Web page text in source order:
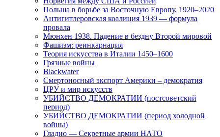
Польша в борьбе за Восточную Европу, 1920–2020
Антигитлеровская коалиция 1939 — формула
провала
Мюнхен 1938. Падение в бездну Второй мировой
Фашизм: реинкарнация
Теория искусства в Италии 1450–1600
Грязные войны
Blackwater
Смертоносный экспорт Америки – демократия
ЦРУ и мир искусств
УБИЙСТВО ДЕМОКРАТИИ (постсоветский
период)
УБИЙСТВО ДЕМОКРАТИИ (период холодной
войны)
Гладио — Секретные армии НАТО